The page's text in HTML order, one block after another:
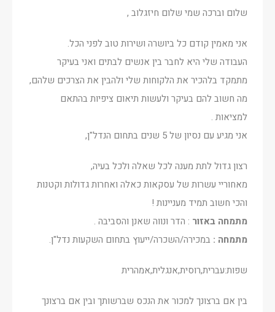
שלום וברכה שמי שלום חיזגלוב ,
אני מאמין קודם כל ביושרה ושירות טוב לפני הכל.
העבודה שלי היא לחבר בין אנשים לבתים ואני בעיקר
מתמקד בלהכיר את הלקוחות שלי ולהבין את הצרכים שלהם,
מה חשוב להם בעיקר ולעשות תיאום ציפיות בהתאם
למציאות .
אני מגיע עם נסיון של 5 שנים בתחום הנדל"ן,
רצון גדול לתת מענה לכל שאלה ולכל בעיה,
מאחוריי עשרות של עסקאות כאלה ואחרות גדולות וקטנות
והכי חשוב תמיד מעניינות !
מתמחה באזור : הדר ונווה שאנן והסביבה .
מתמחה : במכירה/השכרה/ייעוץ בתחום השקעות נדל"ן.
שפות:עברית,רוסית,אנגלית,אמהרית
בין אם ברצונך למכור את הנכס שברשותך ובין אם ברצונך